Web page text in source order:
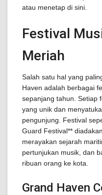
atau menetap di sini.
Festival
Meriah
Salah satu hal yang
Haven adalah berbagai
sepanjang tahun. Setiap
yang unik dan
pengunjung. Festival
Guard Festival**
merayakan sejarah
pertunjukan musik, dan
ribuan orang ke kota.
Grand Haven